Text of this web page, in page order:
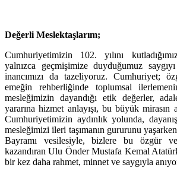
Değerli Meslektaşlarım;
Cumhuriyetimizin 102. yılını
yalnızca geçmişimize duyduğumuz
inancımızı da tazeliyoruz. Cumhuriyet;
emeğin rehberliğinde toplumsal
mesleğimizin dayandığı etik değerler,
yararına hizmet anlayışı, bu büyük mirasın
Cumhuriyetimizin aydınlık yolunda,
mesleğimizi ileri taşımanın gururunu
Bayramı vesilesiyle, bizlere bu özgür
kazandıran Ulu Önder Mustafa Kemal
bir kez daha rahmet, minnet ve saygıyla